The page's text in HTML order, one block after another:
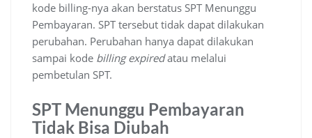
kode billing-nya akan berstatus SPT Menunggu
Pembayaran. SPT tersebut tidak dapat dilakukan
perubahan. Perubahan hanya dapat dilakukan
sampai kode billing expiredatau melalui
pembetulan SPT.
SPT Menunggu Pembayaran
Tidak Bisa Diubah